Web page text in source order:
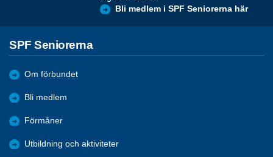
Bli medlem i SPF Seniorerna här
SPF Seniorerna
Om förbundet
Bli medlem
Förmåner
Utbildning och aktiviteter